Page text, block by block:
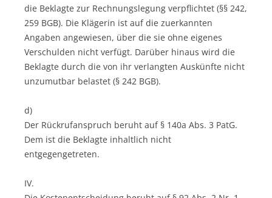
die Beklagte zur Rechnungslegung verpflichtet (§§ 242,
259 BGB). Die Klägerin ist auf die zuerkannten
Angaben angewiesen, über die sie ohne eigenes
Verschulden nicht verfügt. Darüber hinaus wird die
Beklagte durch die von ihr verlangten Auskünfte nicht
unzumutbar belastet (§ 242 BGB).
d)
Der Rückrufanspruch beruht auf § 140a Abs. 3 PatG.
Dem ist die Beklagte inhaltlich nicht
entgegengetreten.
IV.